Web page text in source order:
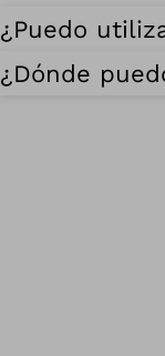
¿Puedo
¿Dónde